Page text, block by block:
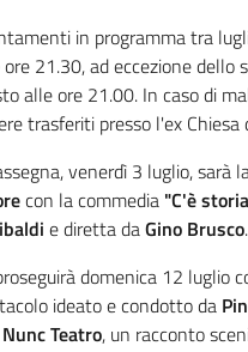
in programma tra
21.30, ad eccezione dello
alle ore 21.00. In caso di
trasferiti presso l'ex Chiesa
venerdì 3 luglio, sarà
con la commedia "C'è
e diretta daGino Brusco.
domenica 12 luglio
ideato e condotto da
Teatro, un racconto